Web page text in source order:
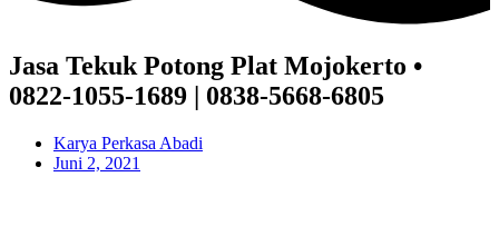
Jasa Tekuk Potong Plat Mojokerto •
0822-1055-1689 | 0838-5668-6805
Karya Perkasa Abadi
Juni 2, 2021